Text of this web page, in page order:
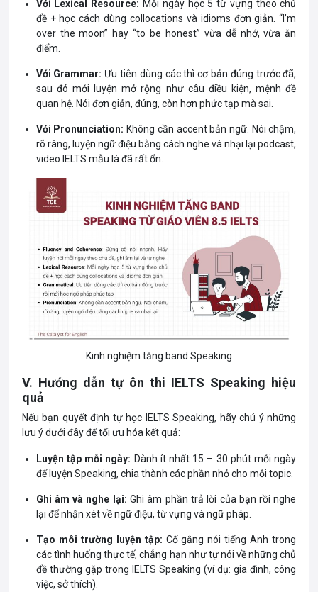
Với Lexical Resource: Mỗi ngày học 5 từ vựng theo chủ
đề + học cách dùng collocations và idioms đơn giản. “I’m
over the moon” hay “to be honest” vừa dễ nhớ, vừa ăn
điểm.
Với Grammar: Ưu tiên dùng các thì cơ bản đúng trước đã,
sau đó mới luyện mở rộng như câu điều kiện, mệnh đề
quan hệ. Nói đơn giản, đúng, còn hơn phức tạp mà sai.
Với Pronunciation: Không cần accent bản ngữ. Nói chậm,
rõ ràng, luyện ngữ điệu bằng cách nghe và nhại lại podcast,
video IELTS mẫu là đã rất ổn.
Kinh nghiệm tăng band Speaking
V. Hướng dẫn tự ôn thi IELTS Speaking hiệu
quả
Nếu bạn quyết định tự học IELTS Speaking, hãy chú ý những
lưu ý dưới đây để tối ưu hóa kết quả:
Luyện tập mỗi ngày: Dành ít nhất 15 – 30 phút mỗi ngày
để luyện Speaking, chia thành các phần nhỏ cho mỗi topic.
Ghi âm và nghe lại:Ghi âm phần trả lời của bạn rồi nghe
lại để nhận xét về ngữ điệu, từ vựng và ngữ pháp.
Tạo môi trường luyện tập: Cố gắng nói tiếng Anh trong
các tình huống thực tế, chẳng hạn như tự nói về những chủ
đề thường gặp trong IELTS Speaking (ví dụ: gia đình, công
việc, sở thích).